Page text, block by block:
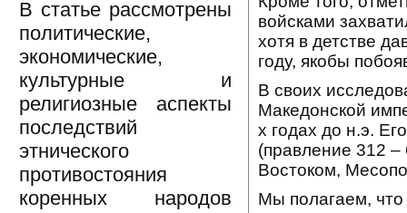
В статье рассмотрены
политические,
экономические,
культурные и
религиозные аспекты
последствий
этнического
противостояния
коренных народов
войсками
хотя в детстве
году, якобы
В своих
Македонской
х годах до н.э.
(правление 312
Востоком,
Мы полагаем,